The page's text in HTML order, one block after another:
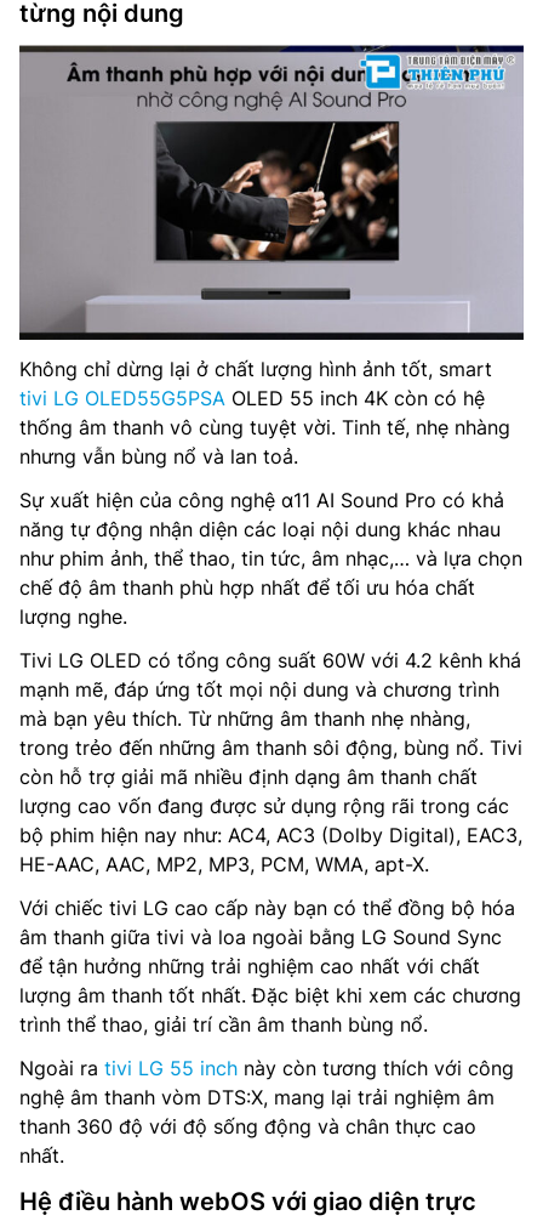
từng nội dung
Không chỉ dừng lại ở chất lượng hình ảnh tốt, smart
tivi LG OLED55G5PSA OLED 55 inch 4K còn có hệ
thống âm thanh vô cùng tuyệt vời. Tinh tế, nhẹ nhàng
nhưng vẫn bùng nổ và lan toả.
Sự xuất hiện của công nghệ α11 AI Sound Pro có khả
năng tự động nhận diện các loại nội dung khác nhau
như phim ảnh, thể thao, tin tức, âm nhạc,… và lựa chọn
chế độ âm thanh phù hợp nhất để tối ưu hóa chất
lượng nghe.
Tivi LG OLED có tổng công suất 60W với 4.2 kênh khá
mạnh mẽ, đáp ứng tốt mọi nội dung và chương trình
mà bạn yêu thích. Từ những âm thanh nhẹ nhàng,
trong trẻo đến những âm thanh sôi động, bùng nổ. Tivi
còn hỗ trợ giải mã nhiều định dạng âm thanh chất
lượng cao vốn đang được sử dụng rộng rãi trong các
bộ phim hiện nay như: AC4, AC3 (Dolby Digital), EAC3,
HE-AAC, AAC, MP2, MP3, PCM, WMA, apt-X.
Với chiếc tivi LG cao cấp này bạn có thể đồng bộ hóa
âm thanh giữa tivi và loa ngoài bằng LG Sound Sync
để tận hưởng những trải nghiệm cao nhất với chất
lượng âm thanh tốt nhất. Đặc biệt khi xem các chương
trình thể thao, giải trí cần âm thanh bùng nổ.
Ngoài ra tivi LG 55 inch này còn tương thích với công
nghệ âm thanh vòm DTS:X, mang lại trải nghiệm âm
thanh 360 độ với độ sống động và chân thực cao
nhất.
Hệ điều hành webOS với giao diện trực